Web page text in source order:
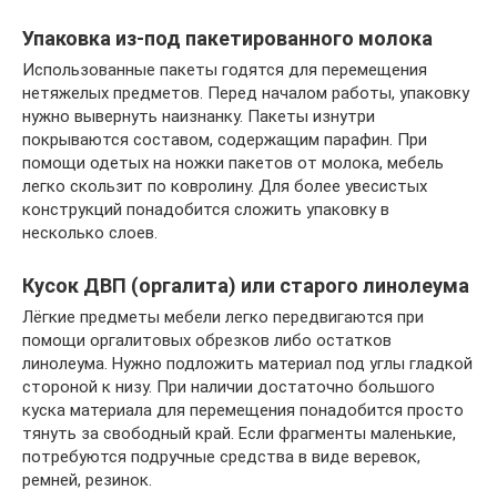
Упаковка из-под пакетированного молока
Использованные пакеты годятся для перемещения
нетяжелых предметов. Перед началом работы, упаковку
нужно вывернуть наизнанку. Пакеты изнутри
покрываются составом, содержащим парафин. При
помощи одетых на ножки пакетов от молока, мебель
легко скользит по ковролину. Для более увесистых
конструкций понадобится сложить упаковку в
несколько слоев.
Кусок ДВП (оргалита) или старого линолеума
Лёгкие предметы мебели легко передвигаются при
помощи оргалитовых обрезков либо остатков
линолеума. Нужно подложить материал под углы гладкой
стороной к низу. При наличии достаточно большого
куска материала для перемещения понадобится просто
тянуть за свободный край. Если фрагменты маленькие,
потребуются подручные средства в виде веревок,
ремней, резинок.